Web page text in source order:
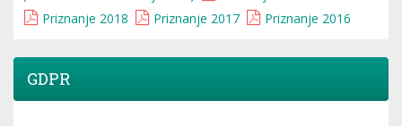
Priznanje 2018
Priznanje 2017 Priznanje 2016
GDPR